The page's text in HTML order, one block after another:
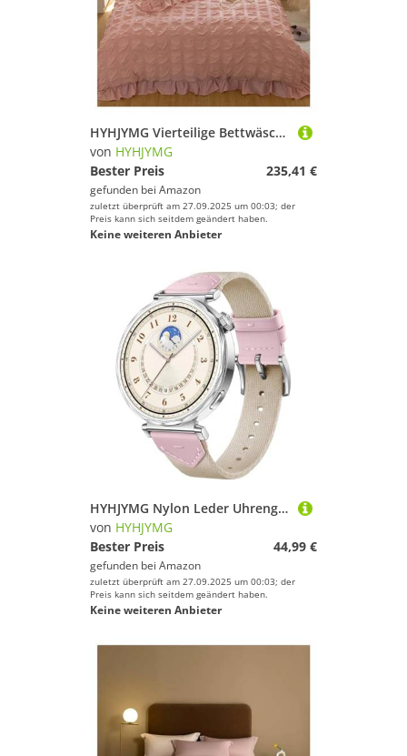
HYHJYMG Vierteilige Bettwäsche-Set Vier Teile Prinzessin Set mit Pompom Bettdecke Cover Queen-Size-Bettwäsche King Sets King, Bett Leinen (rosa
von HYHJYMG
Bester Preis
235,41 €
gefunden bei Amazon
zuletzt überprüft am 27.09.2025 um 00:03; der
Preis kann sich seitdem geändert haben.
Keine weiteren Anbieter
HYHJYMG Nylon Leder Uhrengurt für Uhr GT5 GT4 41mm Smart Armband Ersatz Armband Uhrenbands
von HYHJYMG
Bester Preis
44,99 €
gefunden bei Amazon
zuletzt überprüft am 27.09.2025 um 00:03; der
Preis kann sich seitdem geändert haben.
Keine weiteren Anbieter